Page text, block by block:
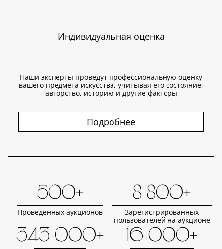
Индивидуальная оценка
Наши эксперты проведут профессиональную оценку
вашего предмета искусства, учитывая его состояние,
авторство, историю и другие факторы
Подробнее
500+
Проведенных аукционов
8 800+
Зарегистрированных
пользователей на аукционе
343 000+ 16 000+